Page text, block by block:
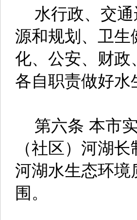
水行政、交通
源和规划、卫
化、公安、财
各自职责做好
第六条 本市
（社区）河湖
河湖水生态环
围。